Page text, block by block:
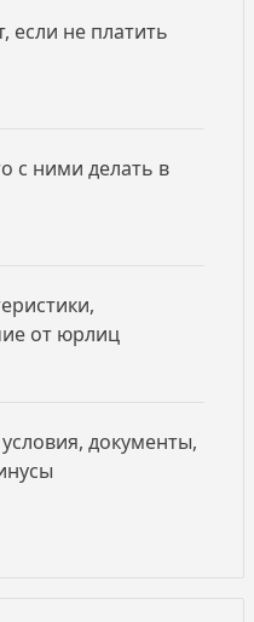
если не платить
с ними делать в
от юрлиц
документы,